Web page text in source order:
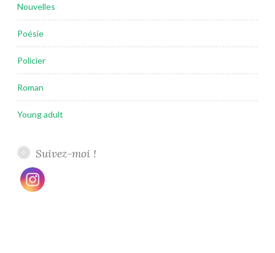
Nouvelles
Poésie
Policier
Roman
Young adult
Suivez-moi !